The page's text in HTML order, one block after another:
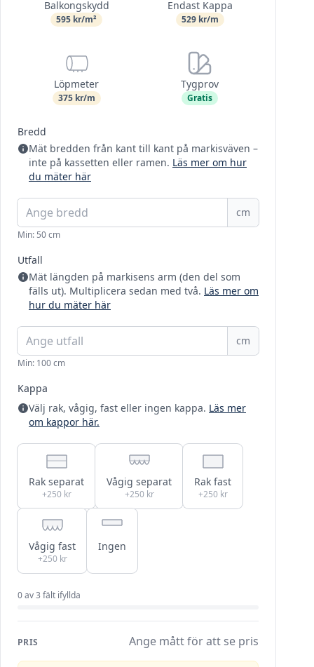
Balkongskydd
595 kr/m²
Endast Kappa
529 kr/m
Löpmeter
375 kr/m
Tygprov
Gratis
Bredd
Mät bredden från kant till kant på markisväven –
inte på kassetten eller ramen. Läs mer om hur
du mäter här
cm
Min: 50 cm
Utfall
Mät längden på markisens arm (den del som
fälls ut). Multiplicera sedan med två. Läs mer om
hur du mäter här
cm
Min: 100 cm
Kappa
Välj rak, vågig, fast eller ingen kappa. Läs mer
om kappor här.
Rak separat
+250 kr
Vågig separat
+250 kr
Rak fast
+250 kr
Vågig fast
+250 kr
Ingen
0av3 fält ifyllda
PRIS Ange mått för att se pris